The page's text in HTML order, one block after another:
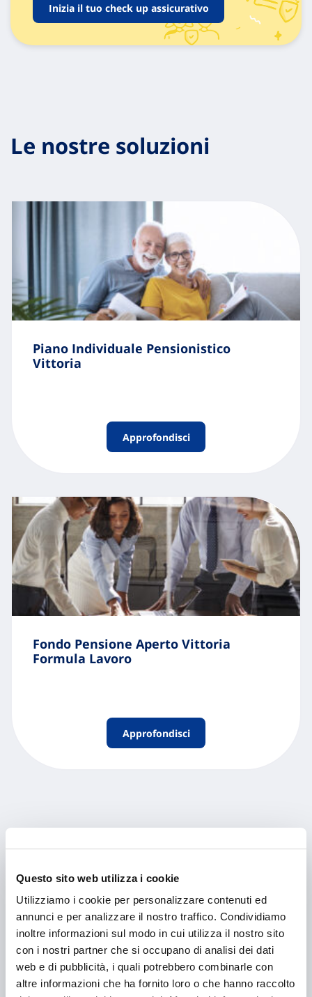
Questo sito web utilizza i cookie
Utilizziamo i cookie per personalizzare contenuti ed
annunci e per analizzare il nostro traffico. Condividiamo
inoltre informazioni sul modo in cui utilizza il nostro sito
con i nostri partner che si occupano di analisi dei dati
web e di pubblicità, i quali potrebbero combinarle con
altre informazioni che ha fornito loro o che hanno raccolto
Inizia il tuo check up assicurativo
Le nostre soluzioni
Piano Individuale Pensionistico
Vittoria
Approfondisci
Fondo Pensione Aperto Vittoria
Formula Lavoro
Approfondisci
Contenuti Correlati